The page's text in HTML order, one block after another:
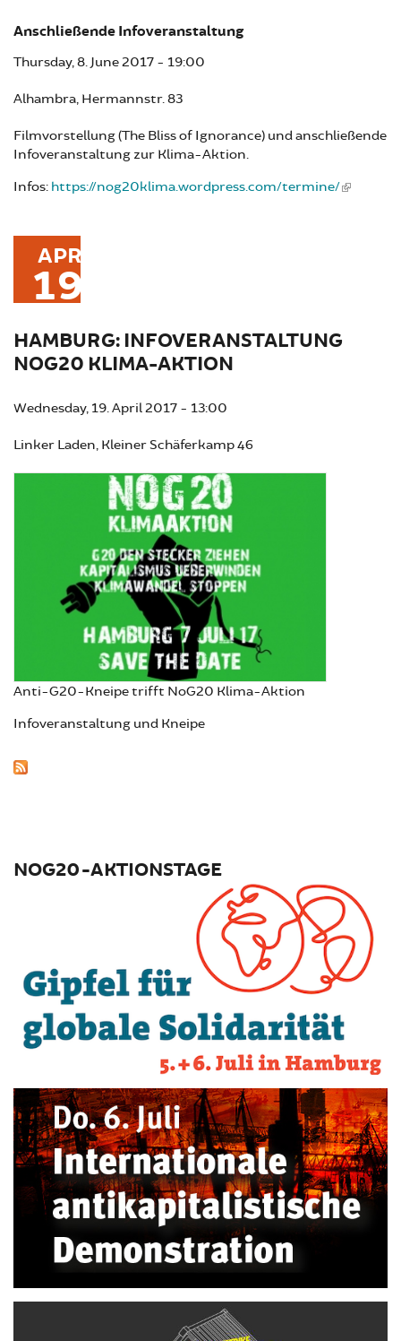
Anschließende Infoveranstaltung
Thursday, 8. June 2017 - 19:00
Alhambra, Hermannstr. 83
Filmvorstellung (The Bliss of Ignorance) und anschließende
Infoveranstaltung zur Klima-Aktion.
Infos: https://nog20klima.wordpress.com/termine/
APR
19
HAMBURG: INFOVERANSTALTUNG
NOG20 KLIMA-AKTION
Wednesday, 19. April 2017 - 13:00
Linker Laden, Kleiner Schäferkamp 46
Anti-G20-Kneipe trifft NoG20 Klima-Aktion
Infoveranstaltung und Kneipe
NOG20-AKTIONSTAGE